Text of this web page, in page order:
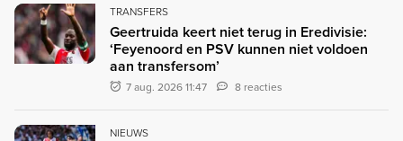
TRANSFERS
Geertruida keert niet terug in Eredivisie:
‘Feyenoord en PSV kunnen niet voldoen
aan transfersom’
7 aug. 2026 11:47 8 reacties
NIEUWS